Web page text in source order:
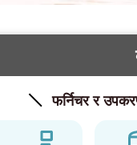
फर्निचर र